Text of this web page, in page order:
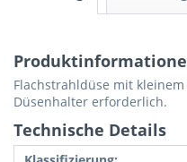
Flachstrahldüse mit
Düsenhalter erforderlich.
Technische Details